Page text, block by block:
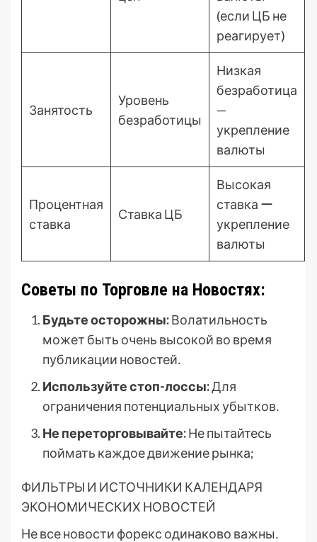
(если ЦБ не
реагирует)
Занятость
Уровень
безработицы
Низкая
безработица
—
укрепление
валюты
Процентная
ставка
Ставка ЦБ
Высокая
ставка ー
укрепление
валюты
Советы по Торговле на Новостях:
Будьте осторожны:Волатильность
может быть очень высокой во время
публикации новостей․
Используйте стоп-лоссы:Для
ограничения потенциальных убытков․
Не переторговывайте:Не пытайтесь
поймать каждое движение рынка;
ФИЛЬТРЫ И ИСТОЧНИКИ КАЛЕНДАРЯ
ЭКОНОМИЧЕСКИХ НОВОСТЕЙ
Не все новости форекс одинаково важны․